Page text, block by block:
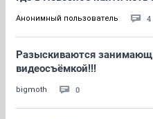
Анонимный пользователь 4
Разыскиваются
видеосъёмкой!!!
bigmoth 0